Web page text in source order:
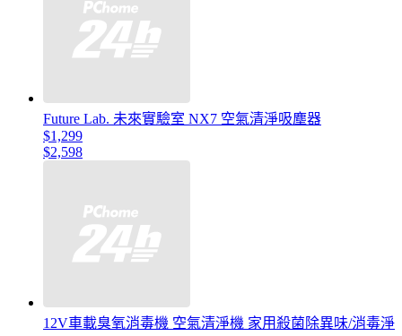
Future Lab. 未來實驗室 NX7 空氣清淨吸塵器
$1,299
$2,598
12V車載臭氧消毒機 空氣清淨機 家用殺菌除異味/消毒淨